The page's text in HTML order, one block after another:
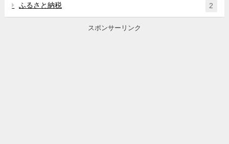
ふるさと納税 2
スポンサーリンク